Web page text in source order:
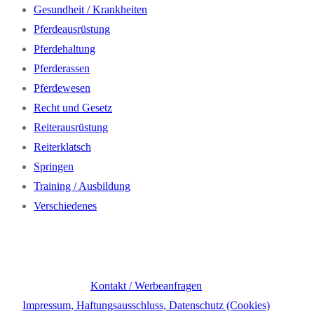
Gesundheit / Krankheiten
Pferdeausrüstung
Pferdehaltung
Pferderassen
Pferdewesen
Recht und Gesetz
Reiterausrüstung
Reiterklatsch
Springen
Training / Ausbildung
Verschiedenes
Kontakt / Werbeanfragen
Impressum, Haftungsausschluss, Datenschutz (Cookies)